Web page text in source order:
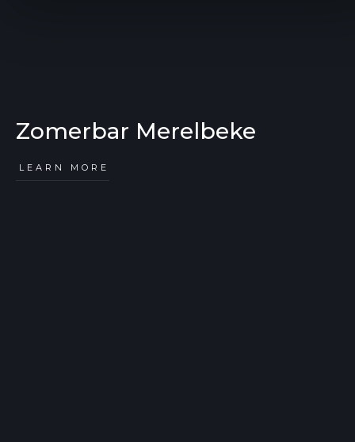
Zomerbar Merelbeke
LEARN MORE